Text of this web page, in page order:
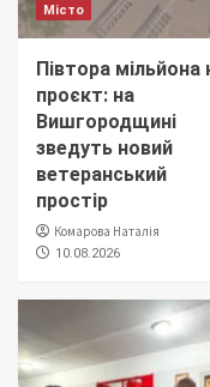
Місто
Півтора мільйона
проєкт: на
Вишгородщині
зведуть новий
ветеранський
простір
Комарова Наталія
10.08.2026